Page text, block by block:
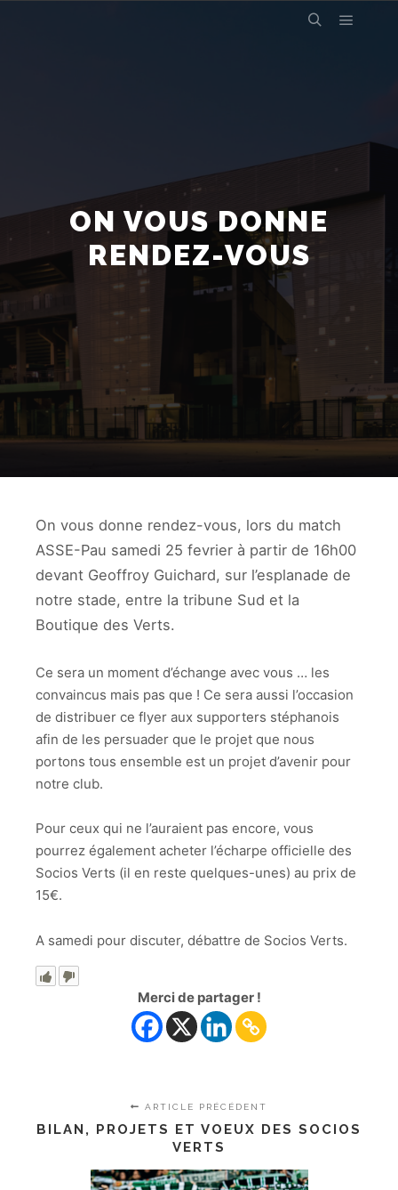
ON VOUS DONNE
RENDEZ-VOUS
On vous donne rendez-vous, lors du match
ASSE-Pau samedi 25 fevrier à partir de 16h00
devant Geoffroy Guichard, sur l’esplanade de
notre stade, entre la tribune Sud et la
Boutique des Verts.
Ce sera un moment d’échange avec vous … les
convaincus mais pas que ! Ce sera aussi l’occasion
de distribuer ce flyer aux supporters stéphanois
afin de les persuader que le projet que nous
portons tous ensemble est un projet d’avenir pour
notre club.
Pour ceux qui ne l’auraient pas encore, vous
pourrez également acheter l’écharpe officielle des
Socios Verts (il en reste quelques-unes) au prix de
15€.
A samedi pour discuter, débattre de Socios Verts.
Merci de partager !
ARTICLE PRÉCÉDENT
BILAN, PROJETS ET VOEUX DES SOCIOS
VERTS